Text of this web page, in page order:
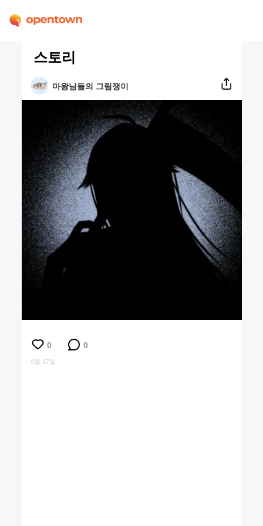
스토리
마왕님들의 그림쟁이
0 0
9월 17일